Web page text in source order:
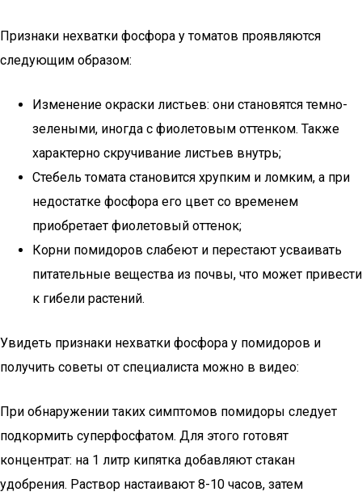
Признаки нехватки фосфора у томатов проявляются
следующим образом:
Изменение окраски листьев: они становятся темно-
зелеными, иногда с фиолетовым оттенком. Также
характерно скручивание листьев внутрь;
Стебель томата становится хрупким и ломким, а при
недостатке фосфора его цвет со временем
приобретает фиолетовый оттенок;
Корни помидоров слабеют и перестают усваивать
питательные вещества из почвы, что может привести
к гибели растений.
Увидеть признаки нехватки фосфора у помидоров и
получить советы от специалиста можно в видео:
При обнаружении таких симптомов помидоры следует
подкормить суперфосфатом. Для этого готовят
концентрат: на 1 литр кипятка добавляют стакан
удобрения. Раствор настаивают 8-10 часов, затем